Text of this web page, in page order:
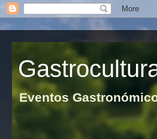
Eventos